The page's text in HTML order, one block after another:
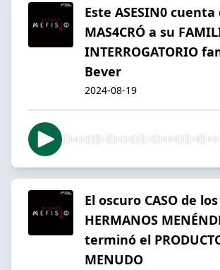
Este ASESIN0
MAS4CRÓ a su
INTERROGATORIO
Bever
2024-08-19
El oscuro CASO de los
HERMANOS
terminó el
MENUDO